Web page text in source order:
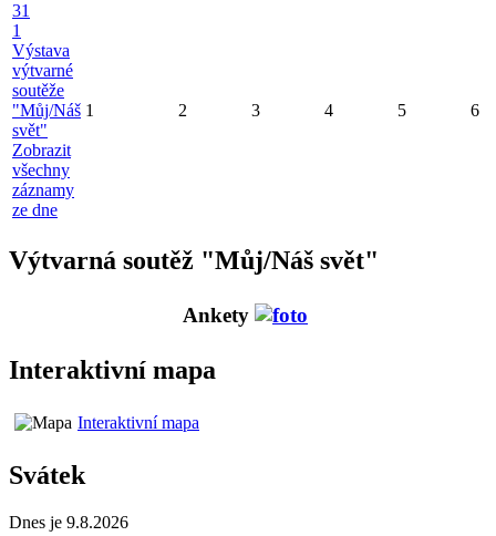
31
1
Výstava
výtvarné
soutěže
"Můj/Náš
svět"
Zobrazit
všechny
záznamy
ze dne
1 2 3 4 5 6
Výtvarná soutěž "Můj/Náš svět"
Ankety
Interaktivní mapa
Interaktivní mapa
Svátek
Dnes je 9.8.2026